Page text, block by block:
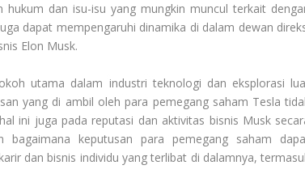
dan isu-isu yang mungkin muncul terkait
dapat mempengaruhi dinamika di dalam dewan
Elon Musk.
utama dalam industri teknologi dan eksplorasi
yang di ambil oleh para pemegang saham Tesla
ini juga pada reputasi dan aktivitas bisnis Musk
keputusan para pemegang saham
dan bisnis individu yang terlibat di dalamnya,